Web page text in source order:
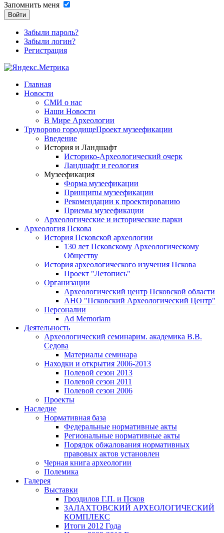
Запомнить меня
Войти
Забыли пароль?
Забыли логин?
Регистрация
Главная
Новости
СМИ о нас
Наши Новости
В Мире Археологии
Труворово городищеПроект музеефикации
Введение
История и Ландшафт
Историко-Археологический очерк
Ландшафт и геология
Музеефикация
Форма музеефикации
Принципы музеефикации
Рекомендации к проектированию
Приемы музеефикации
Археологические и исторические парки
Археология Пскова
История Псковской археологии
130 лет Псковскому Археологическому
Обществу
История археологического изучения Пскова
Проект "Летопись"
Организации
Археологический центр Псковской области
АНО "Псковский Археологический Центр"
Персоналии
Ad Memoriam
Деятельность
Археологический семинарим. академика В.В.
Седова
Материалы семинара
Находки и открытия 2006-2013
Полевой сезон 2013
Полевой сезон 2011
Полевой сезон 2006
Проекты
Наследие
Нормативная база
Федеральные нормативные акты
Региональные нормативные акты
Порядок обжалования нормативных
правовых актов установлен
Черная книга археологии
Полемика
Галерея
Выставки
Гроздилов Г.П. и Псков
ЗАЛАХТОВСКИЙ АРХЕОЛОГИЧЕСКИЙ
КОМПЛЕКС
Итоги 2012 Года